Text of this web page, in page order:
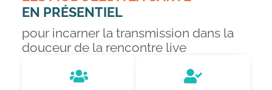
EN PRÉSENTIEL
pour incarner la transmission dans la
douceur de la rencontre live